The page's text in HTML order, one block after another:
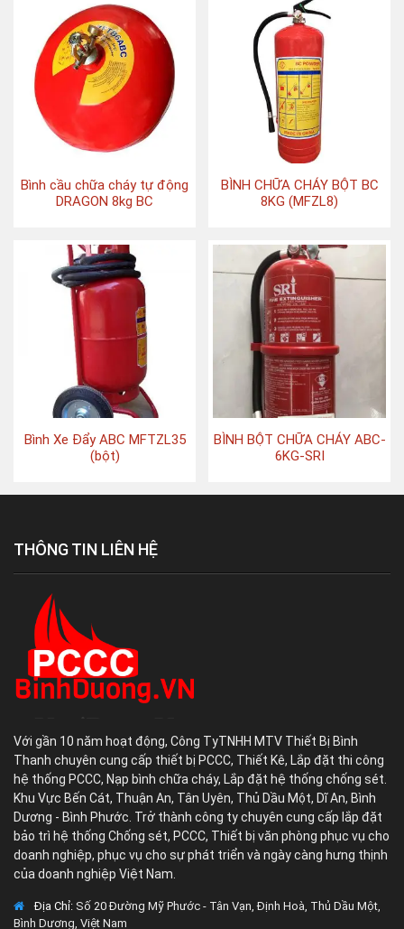
Bình cầu chữa cháy tự động
DRAGON 8kg BC
BÌNH CHỮA CHÁY BỘT BC
8KG (MFZL8)
Bình Xe Đẩy ABC MFTZL35
(bột)
BÌNH BỘT CHỮA CHÁY ABC-
6KG-SRI
THÔNG TIN LIÊN HỆ
Với gần 10 năm hoạt động, Công TyTNHH MTV Thiết Bị Bình
Thanh chuyên cung cấp thiết bị PCCC, Thiết Kê, Lắp đặt thi công
hệ thống PCCC, Nạp bình chữa cháy, Lắp đặt hệ thống chống sét.
Khu Vực Bến Cát, Thuận An, Tân Uyên, Thủ Dầu Một, Dĩ An, Bình
Dương - Bình Phước. Trở thành công ty chuyên cung cấp lắp đặt
bảo trì hệ thống Chống sét, PCCC, Thiết bị văn phòng phục vụ cho
doanh nghiệp, phục vụ cho sự phát triển và ngày càng hưng thịnh
của doanh nghiệp Việt Nam.
Địa Chỉ: Số 20 Đường Mỹ Phước - Tân Vạn, Định Hoà, Thủ Dầu Một,
Bình Dương, Việt Nam